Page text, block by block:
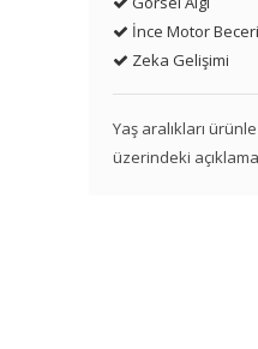
İnce Motor
Zeka Gelişimi
Yaş aralıkları
üzerindeki